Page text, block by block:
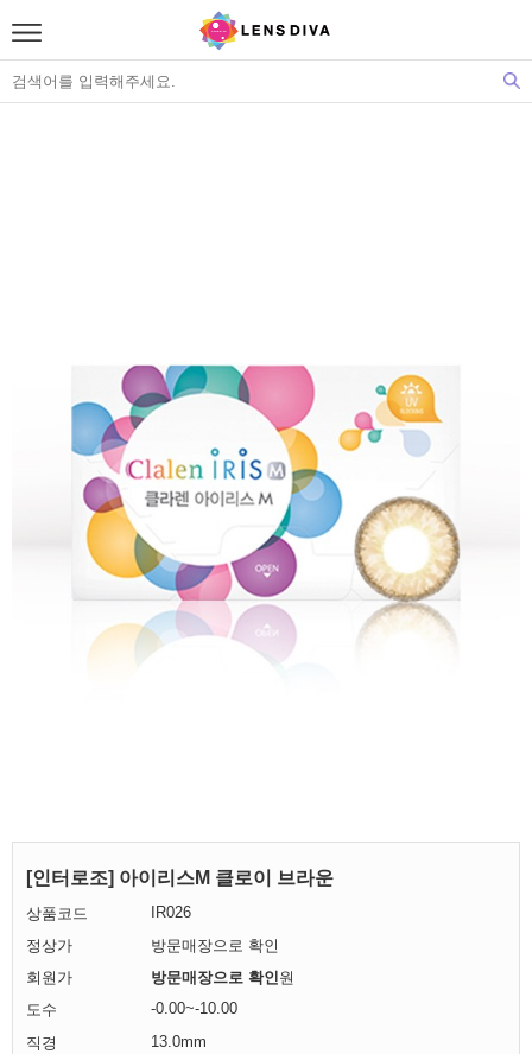
[인터로조] 아이리스M 클로이 브라운
상품코드
IR026
정상가
방문매장으로 확인
회원가
방문매장으로 확인원
도수
-0.00~-10.00
직경
13.0mm